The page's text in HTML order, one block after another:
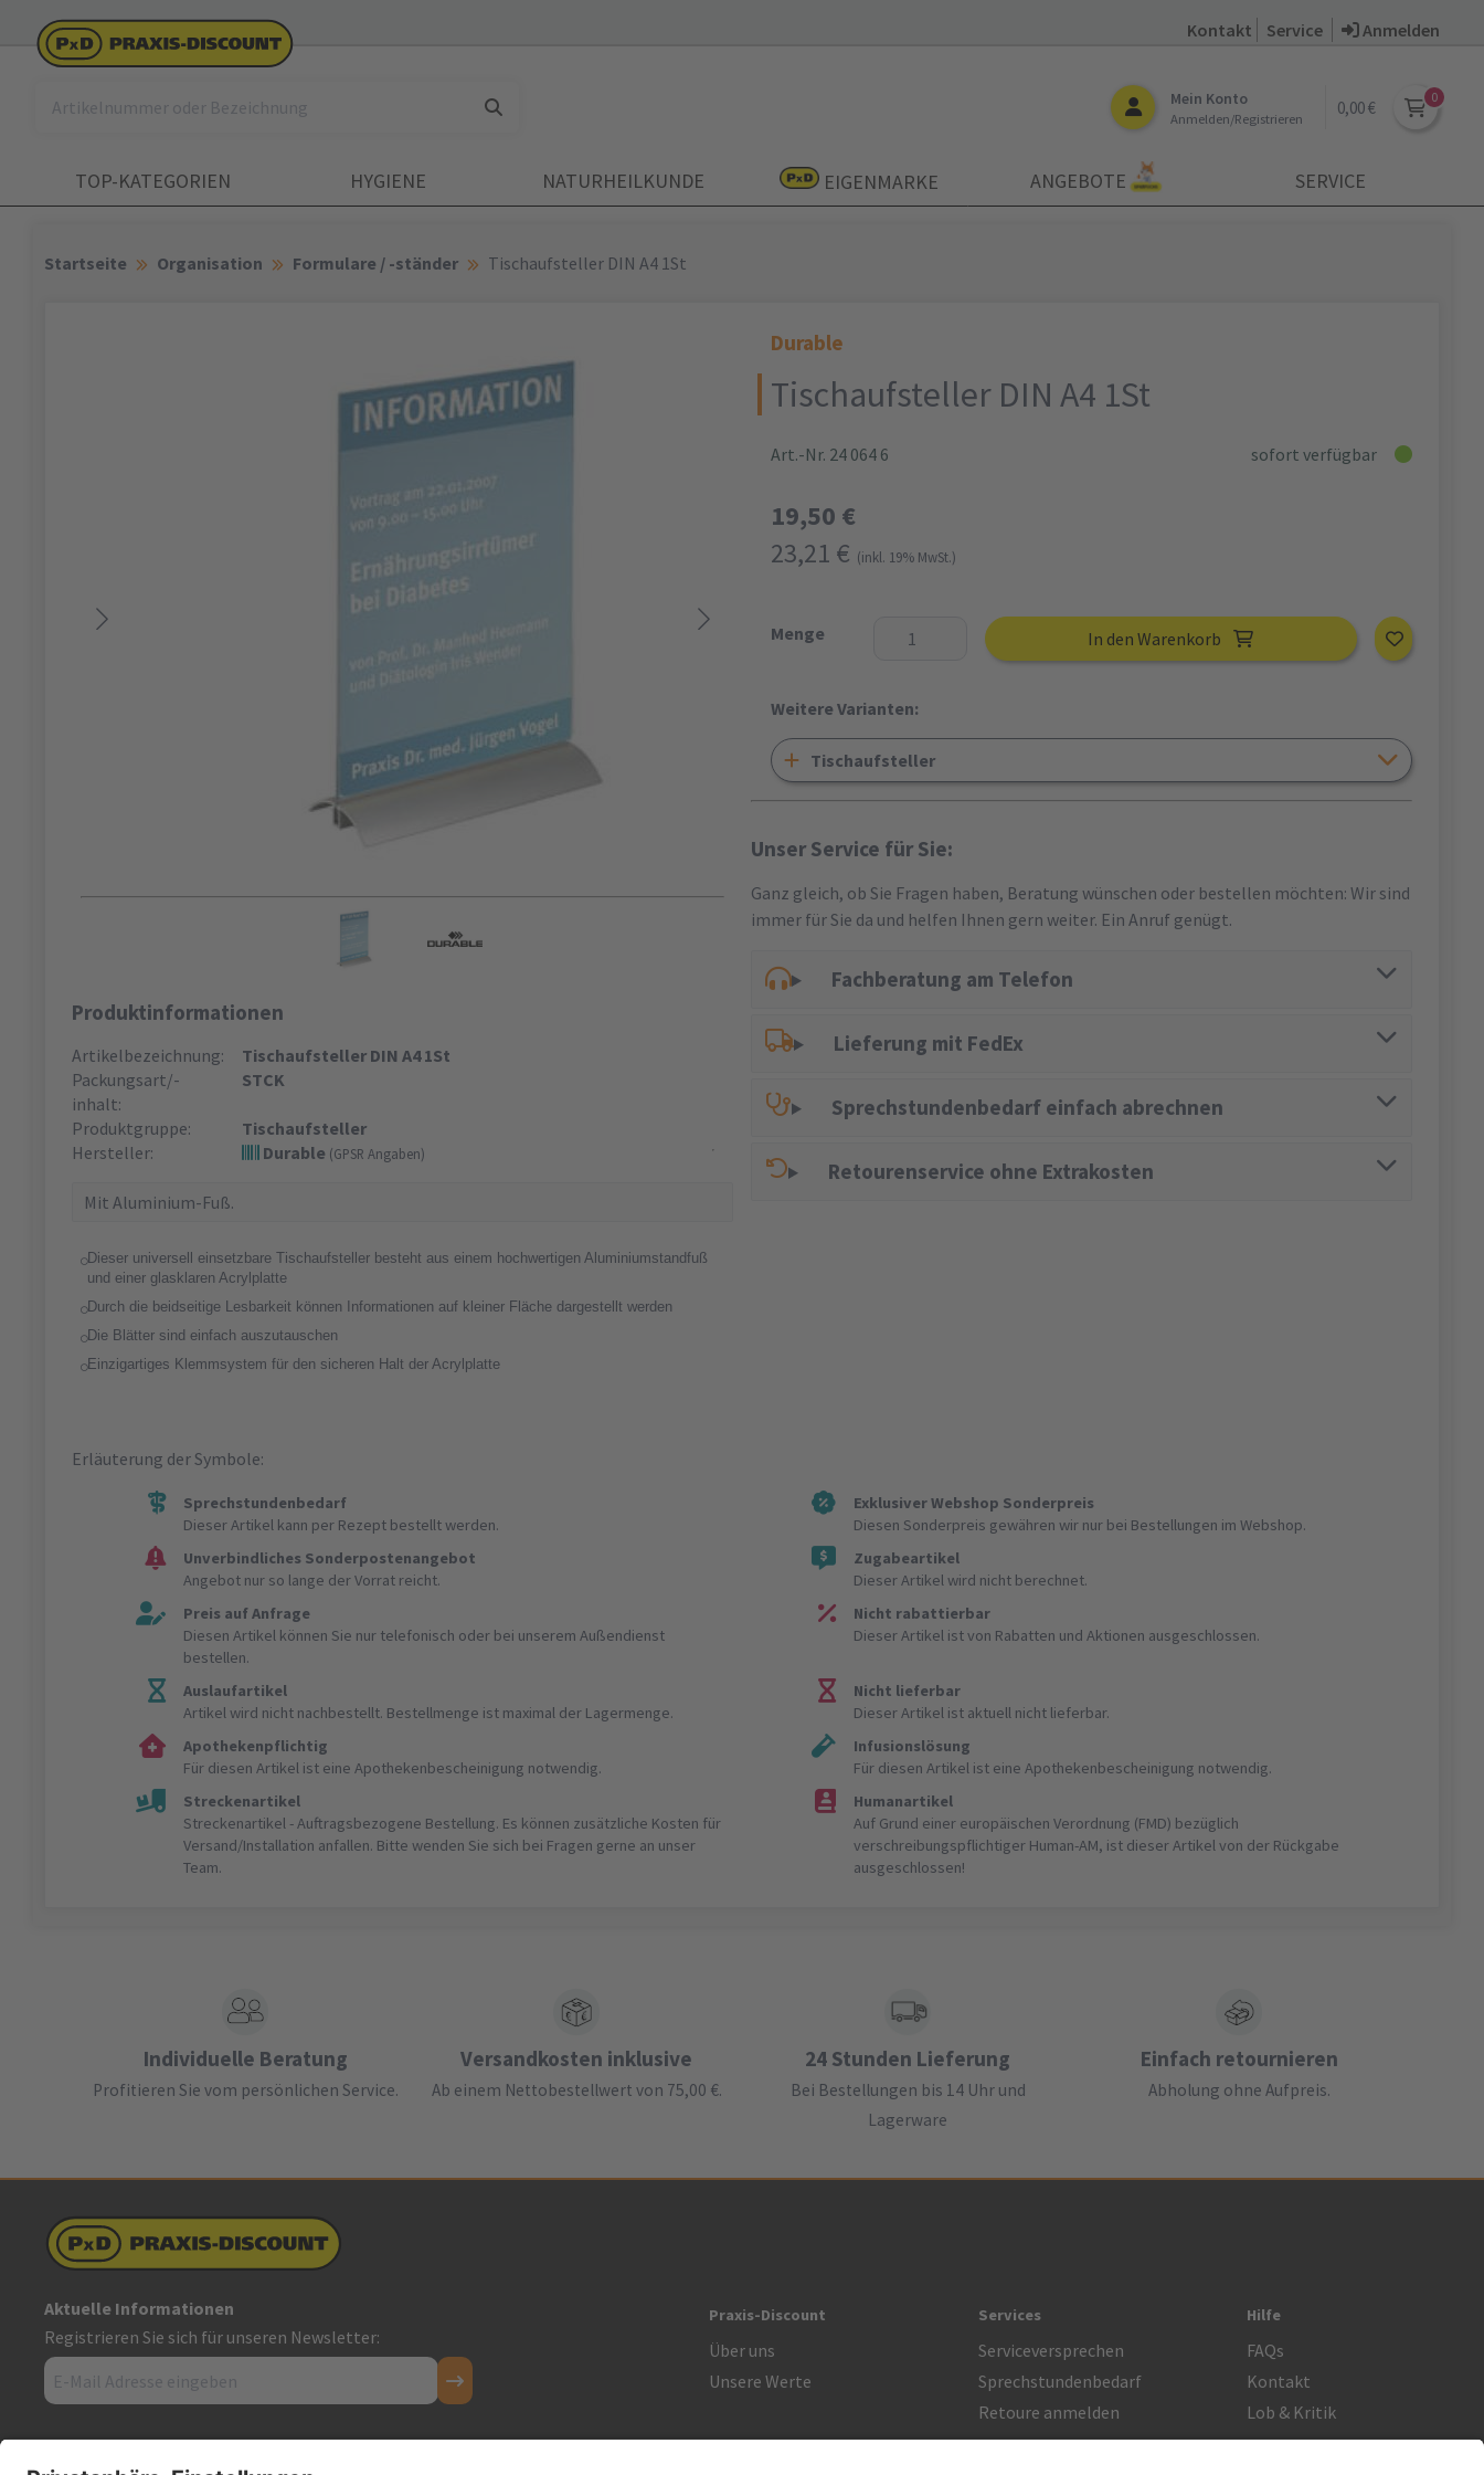
Kontakt Service Anmelden
Mein Konto
Anmelden/Registrieren
0,00 €
TOP-KATEGORIEN HYGIENE NATURHEILKUNDE EIGENMARKE ANGEBOTE SERVICE
Startseite Organisation Formulare / -ständer Tischaufsteller DIN A4 1St
Produktinformationen
Artikelbezeichnung:
Tischaufsteller DIN A4 1St
Packungsart/-
inhalt:
STCK
Produktgruppe:
Tischaufsteller
Hersteller:
Durable (GPSR Angaben)
Mit Aluminium-Fuß.
Dieser universell einsetzbare Tischaufsteller besteht aus einem hochwertigen Aluminiumstandfuß
und einer glasklaren Acrylplatte
Durch die beidseitige Lesbarkeit können Informationen auf kleiner Fläche dargestellt werden
Die Blätter sind einfach auszutauschen
Einzigartiges Klemmsystem für den sicheren Halt der Acrylplatte
Durable
Tischaufsteller DIN A4 1St
Art.-Nr. 24 064 6 sofort verfügbar
19,50 €
23,21 € (inkl. 19% MwSt.)
Menge In den Warenkorb
Weitere Varianten:
Tischaufsteller
Unser Service für Sie:
Ganz gleich, ob Sie Fragen haben, Beratung wünschen oder bestellen möchten: Wir sind
immer für Sie da und helfen Ihnen gern weiter. Ein Anruf genügt.
Fachberatung am Telefon
Lieferung mit FedEx
Sprechstundenbedarf einfach abrechnen
Retourenservice ohne Extrakosten
Erläuterung der Symbole:
Sprechstundenbedarf
Dieser Artikel kann per Rezept bestellt werden.
Exklusiver Webshop Sonderpreis
Diesen Sonderpreis gewähren wir nur bei Bestellungen im Webshop.
Unverbindliches Sonderpostenangebot
Angebot nur so lange der Vorrat reicht.
Zugabeartikel
Dieser Artikel wird nicht berechnet.
Preis auf Anfrage
Diesen Artikel können Sie nur telefonisch oder bei unserem Außendienst
bestellen.
Nicht rabattierbar
Dieser Artikel ist von Rabatten und Aktionen ausgeschlossen.
Auslaufartikel
Artikel wird nicht nachbestellt. Bestellmenge ist maximal der Lagermenge.
Nicht lieferbar
Dieser Artikel ist aktuell nicht lieferbar.
Apothekenpflichtig
Für diesen Artikel ist eine Apothekenbescheinigung notwendig.
Infusionslösung
Für diesen Artikel ist eine Apothekenbescheinigung notwendig.
Streckenartikel
Streckenartikel - Auftragsbezogene Bestellung. Es können zusätzliche Kosten für
Versand/Installation anfallen. Bitte wenden Sie sich bei Fragen gerne an unser
Team.
Humanartikel
Auf Grund einer europäischen Verordnung (FMD) bezüglich
verschreibungspflichtiger Human-AM, ist dieser Artikel von der Rückgabe
ausgeschlossen!
Individuelle Beratung
Profitieren Sie vom persönlichen Service.
Versandkosten inklusive
Ab einem Nettobestellwert von 75,00 €.
24 Stunden Lieferung
Bei Bestellungen bis 14 Uhr und
Lagerware
Einfach retournieren
Abholung ohne Aufpreis.
Aktuelle Informationen
Registrieren Sie sich für unseren Newsletter:
Praxis-Discount
Über uns
Unsere Werte
Services
Serviceversprechen
Sprechstundenbedarf
Retoure anmelden
Hilfe
FAQs
Kontakt
Lob & Kritik